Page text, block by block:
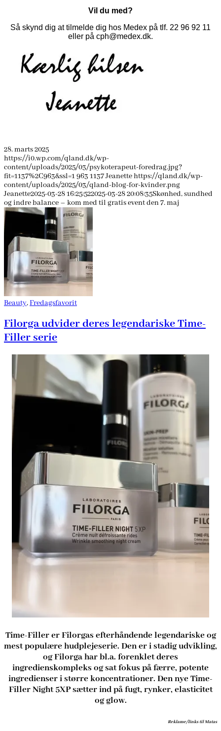
Vil du med?
Så skynd dig at tilmelde dig hos Medex på tlf. 22 96 92 11
eller på cph@medex.dk.
28. marts 2025
https://i0.wp.com/qland.dk/wp-
content/uploads/2025/03/psykoterapeut-foredrag.jpg?
fit=1137%2C963&ssl=1 963 1137Jeanettehttps://qland.dk/wp-
content/uploads/2025/03/qland-blog-for-kvinder.png
Jeanette2025-03-28 16:25:522025-03-28 20:08:35Skønhed, sundhed
og indre balance – kom med til gratis event den 7. maj
Beauty,Fredagsfavorit
Filorga udvider deres legendariske Time-
Filler serie
Time-Filler er Filorgas efterhåndende legendariske og
mest populære hudplejeserie. Den er i stadig udvikling,
og Filorga har bl.a. forenklet deres
ingredienskompleks og sat fokus på færre, potente
ingredienser i større koncentrationer. Den nye Time-
Filler Night 5XP sætter ind på fugt, rynker, elasticitet
og glow.
Reklame/links til Matas